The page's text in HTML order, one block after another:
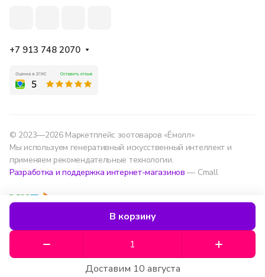
В корзину
Доставим 10 августа
+7 913 748 2070
© 2023—2026 Маркетплейс зоотоваров «Ёмолл»
Мы используем генеративный искусственный интеллект и
применяем рекомендательные технологии.
Разработка и поддержка интернет-магазинов — Cmall
Мы используем данные для удобства, улучшения
сервиса и аналитики — согласно
обработки данных